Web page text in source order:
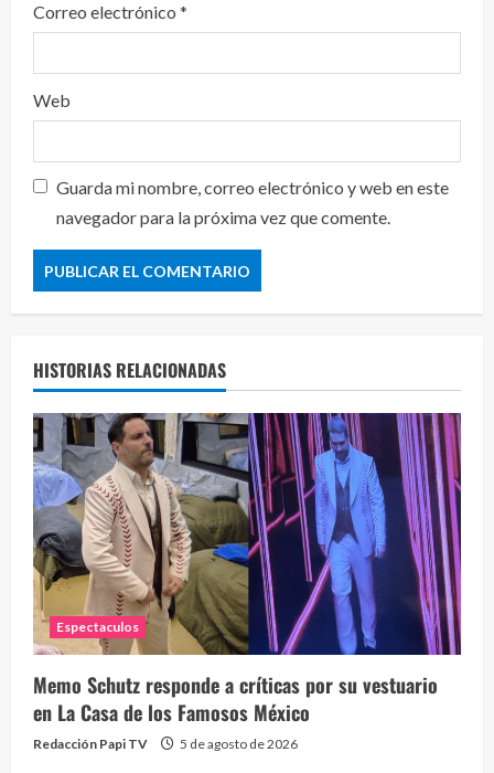
Correo electrónico *
Web
Guarda mi nombre, correo electrónico y web en este
navegador para la próxima vez que comente.
HISTORIAS RELACIONADAS
Espectaculos
Memo Schutz responde a críticas por su vestuario
en La Casa de los Famosos México
Redacción Papi TV 5 de agosto de 2026